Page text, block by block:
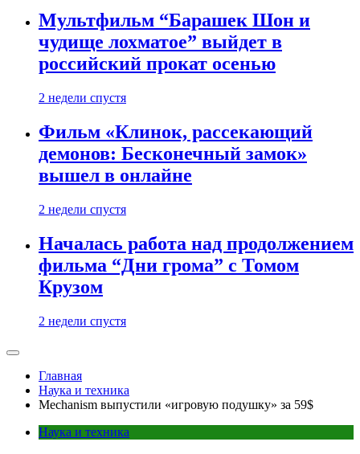
Мультфильм “Барашек Шон и
чудище лохматое” выйдет в
российский прокат осенью
2 недели спустя
Фильм «Клинок, рассекающий
демонов: Бесконечный замок»
вышел в онлайне
2 недели спустя
Началась работа над продолжением
фильма “Дни грома” с Томом
Крузом
2 недели спустя
Главная
Наука и техника
Mechanism выпустили «игровую подушку» за 59$
Наука и техника